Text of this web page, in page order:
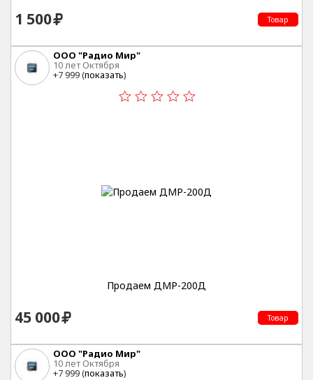
1 500 Товар
ООО "Радио Мир"
10 лет Октября
+7 999 (показать)
Продаем ДМР-200Д
45 000 Товар
ООО "Радио Мир"
10 лет Октября
+7 999 (показать)